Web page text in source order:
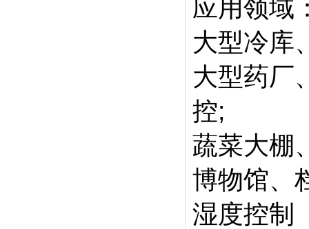
应用领域
大型冷库
大型药厂
控;
蔬菜大棚
博物馆、
湿度控制